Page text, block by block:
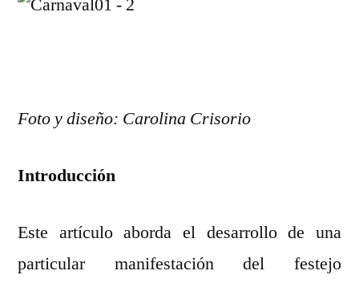
Foto y diseño: Carolina Crisorio
Introducción
Este artículo aborda el desarrollo de una
particular manifestación del festejo